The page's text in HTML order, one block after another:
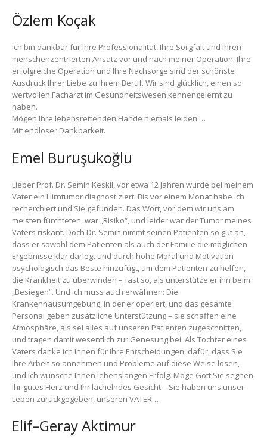
Özlem Koçak
Ich bin dankbar für Ihre Professionalität, Ihre Sorgfalt und Ihren
menschenzentrierten Ansatz vor und nach meiner Operation. Ihre
erfolgreiche Operation und Ihre Nachsorge sind der schönste
Ausdruck Ihrer Liebe zu Ihrem Beruf. Wir sind glücklich, einen so
wertvollen Facharzt im Gesundheitswesen kennengelernt zu
haben.
Mögen Ihre lebensrettenden Hände niemals leiden …
Mit endloser Dankbarkeit.
Emel Buruşukoğlu
Lieber Prof. Dr. Semih Keskil, vor etwa 12 Jahren wurde bei meinem
Vater ein Hirntumor diagnostiziert. Bis vor einem Monat habe ich
recherchiert und Sie gefunden. Das Wort, vor dem wir uns am
meisten fürchteten, war „Risiko“, und leider war der Tumor meines
Vaters riskant. Doch Dr. Semih nimmt seinen Patienten so gut an,
dass er sowohl dem Patienten als auch der Familie die möglichen
Ergebnisse klar darlegt und durch hohe Moral und Motivation
psychologisch das Beste hinzufügt, um dem Patienten zu helfen,
die Krankheit zu überwinden – fast so, als unterstütze er ihn beim
„Besiegen“. Und ich muss auch erwähnen: Die
Krankenhausumgebung, in der er operiert, und das gesamte
Personal geben zusätzliche Unterstützung – sie schaffen eine
Atmosphäre, als sei alles auf unseren Patienten zugeschnitten,
und tragen damit wesentlich zur Genesung bei. Als Tochter eines
Vaters danke ich Ihnen für Ihre Entscheidungen, dafür, dass Sie
Ihre Arbeit so annehmen und Probleme auf diese Weise lösen,
und ich wünsche Ihnen lebenslangen Erfolg. Möge Gott Sie segnen,
Ihr gutes Herz und Ihr lächelndes Gesicht – Sie haben uns unser
Leben zurückgegeben, unseren VATER…
Elif–Geray Aktimur